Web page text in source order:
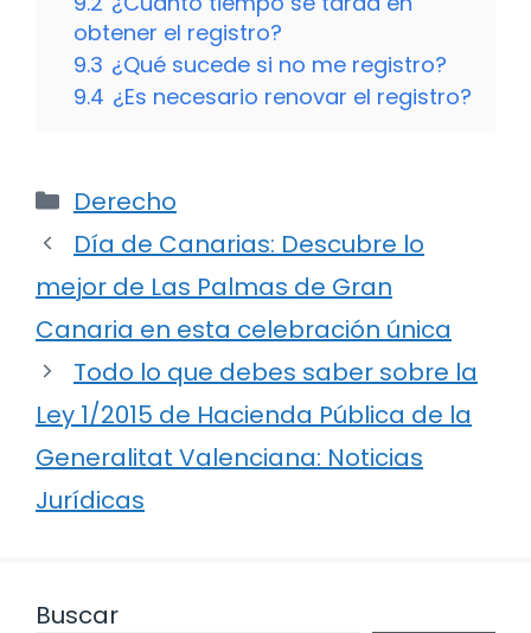
obtener el registro?
9.3 ¿Qué sucede si no me registro?
9.4 ¿Es necesario renovar el registro?
Categorías
Derecho
Día de Canarias: Descubre lo
mejor de Las Palmas de Gran
Canaria en esta celebración única
Todo lo que debes saber sobre la
Ley 1/2015 de Hacienda Pública de la
Generalitat Valenciana: Noticias
Jurídicas
Buscar